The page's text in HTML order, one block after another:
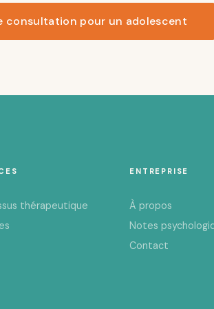
consultation pour un adolescent
thérapeutique
ENTREPRISE
À propos
Notes
Contact